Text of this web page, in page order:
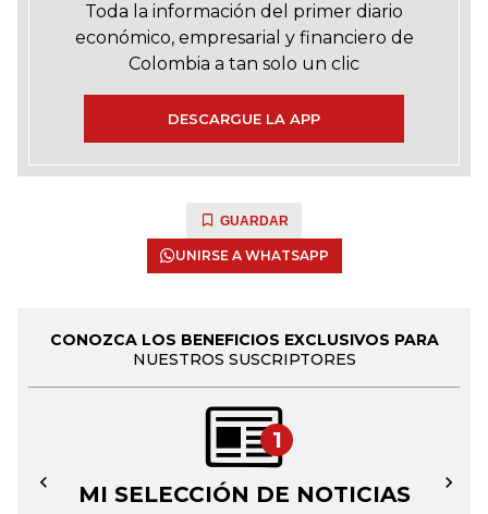
Toda la información del primer diario
económico, empresarial y financiero de
Colombia a tan solo un clic
DESCARGUE LA APP
GUARDAR
UNIRSE A WHATSAPP
CONOZCA LOS BENEFICIOS EXCLUSIVOS PARA
NUESTROS SUSCRIPTORES
1
MI SELECCIÓN DE NOTICIAS
← →